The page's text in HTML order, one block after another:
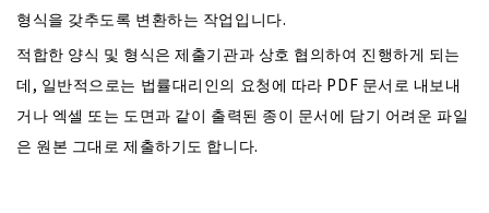
형식을 갖추도록 변환하는 작업입니다.
적합한 양식 및 형식은 제출기관과 상호 협의하여 진행하게 되는
데, 일반적으로는 법률대리인의 요청에 따라 PDF 문서로 내보내
거나 엑셀 또는 도면과 같이 출력된 종이 문서에 담기 어려운 파일
은 원본 그대로 제출하기도 합니다.